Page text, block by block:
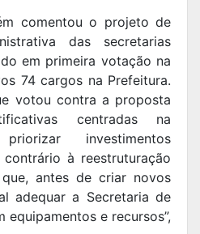
comentou o projeto de
das secretarias
em primeira votação na
74 cargos na Prefeitura.
votou contra a proposta
centradas na
investimentos
contrário à reestruturação
antes de criar novos
adequar a Secretaria de
equipamentos e recursos”,